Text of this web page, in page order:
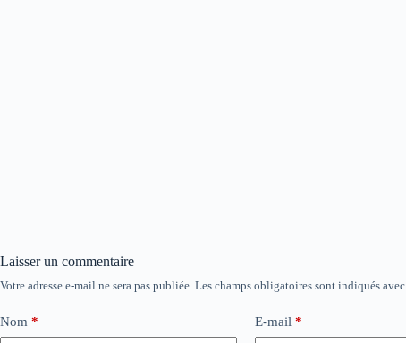
Laisser un commentaire
Votre adresse e-mail ne sera pas publiée. Les champs obligatoires sont indiqués avec
Nom * E-mail *